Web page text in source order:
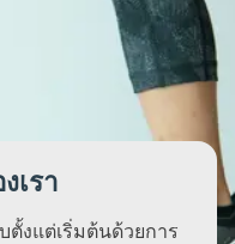
เรา
งแต่เริ่มต้นด้วยการ